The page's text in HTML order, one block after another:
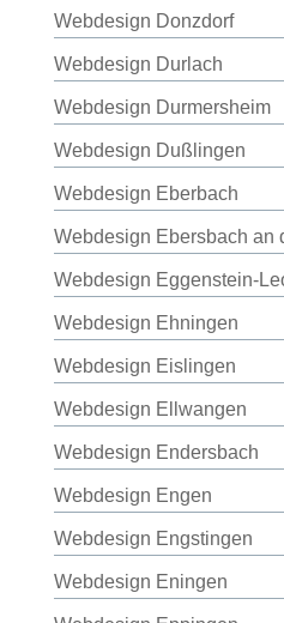
Webdesign Donzdorf
Webdesign Durlach
Webdesign Durmersheim
Webdesign Dußlingen
Webdesign Eberbach
Webdesign Ebersbach an
Webdesign Eggenstein-
Webdesign Ehningen
Webdesign Eislingen
Webdesign Ellwangen
Webdesign Endersbach
Webdesign Engen
Webdesign Engstingen
Webdesign Eningen